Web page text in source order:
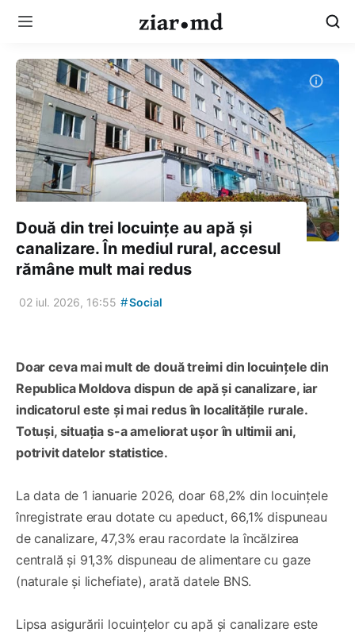
Două din trei locuințe au apă și
canalizare. În mediul rural, accesul
rămâne mult mai redus
02 iul. 2026, 16:55 #Social
Doar ceva mai mult de două treimi din locuințele din
Republica Moldova dispun de apă și canalizare, iar
indicatorul este și mai redus în localitățile rurale.
Totuși, situația s-a ameliorat ușor în ultimii ani,
potrivit datelor statistice.
La data de 1 ianuarie 2026, doar 68,2% din locuințele
înregistrate erau dotate cu apeduct, 66,1% dispuneau
de canalizare, 47,3% erau racordate la încălzirea
centrală și 91,3% dispuneau de alimentare cu gaze
(naturale și lichefiate), arată datele BNS.
Lipsa asigurării locuințelor cu apă și canalizare este